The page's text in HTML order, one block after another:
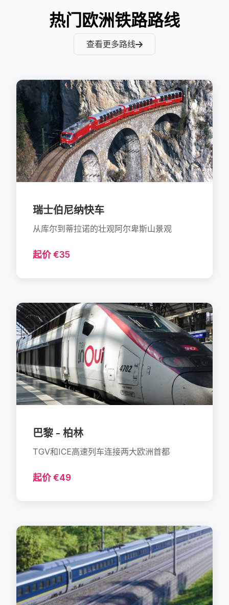
热门欧洲铁路路线
查看更多路线
瑞士伯尼纳快车
从库尔到蒂拉诺的壮观阿尔卑斯山景观
起价 €35
巴黎 - 柏林
TGV和ICE高速列车连接两大欧洲首都
起价 €49